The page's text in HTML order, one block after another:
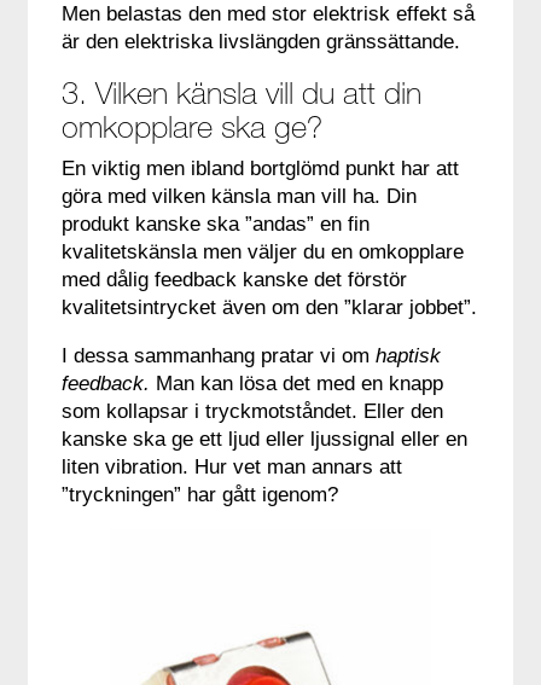
Men belastas den med stor elektrisk effekt så
är den elektriska livslängden gränssättande.
3. Vilken känsla vill du att din
omkopplare ska ge?
En viktig men ibland bortglömd punkt har att
göra med vilken känsla man vill ha. Din
produkt kanske ska ”andas” en fin
kvalitetskänsla men väljer du en omkopplare
med dålig feedback kanske det förstör
kvalitetsintrycket även om den ”klarar jobbet”.
I dessa sammanhang pratar vi om haptisk
feedback. Man kan lösa det med en knapp
som kollapsar i tryckmotståndet. Eller den
kanske ska ge ett ljud eller ljussignal eller en
liten vibration. Hur vet man annars att
”tryckningen” har gått igenom?